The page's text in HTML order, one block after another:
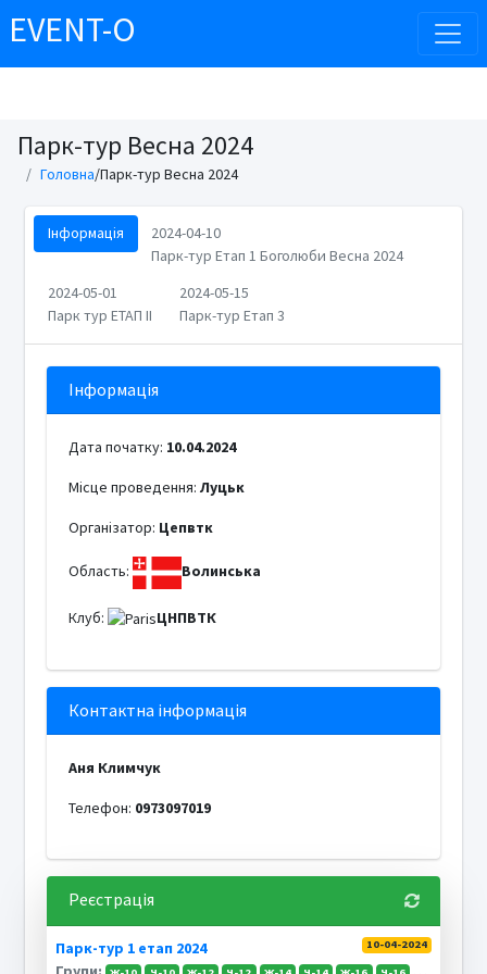
EVENT-O
Парк-тур Весна 2024
Головна/Парк-тур Весна 2024
Інформація
2024-04-10
Парк-тур Етап 1 Боголюби Весна 2024
2024-05-01
Парк тур ЕТАП ІІ
2024-05-15
Парк-тур Етап 3
Інформація
Дата початку: 10.04.2024
Місце проведення: Луцьк
Організатор: Цепвтк
Область: Волинська
Клуб: ЦНПВТК
Контактна інформація
Аня Климчук
Телефон: 0973097019
Реєстрація
Парк-тур 1 етап 2024 10-04-2024